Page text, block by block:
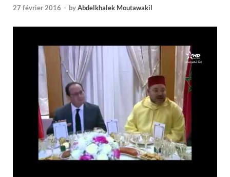
27 février 2016 - byAbdelkhalek Moutawakil